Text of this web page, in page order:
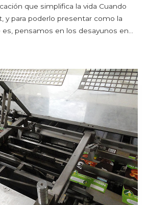
que simplifica la vida Cuando
y para poderlo presentar como la
pensamos en los desayunos en...